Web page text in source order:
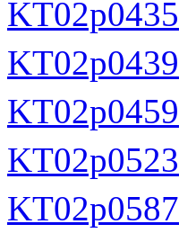
KT02p0435
KT02p0439
KT02p0459
KT02p0523
KT02p0587